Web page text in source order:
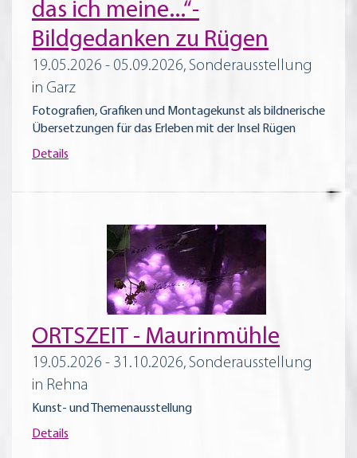
das ich meine...“-
Bildgedanken zu Rügen
19.05.2026 - 05.09.2026, Sonderausstellung
in Garz
Fotografien, Grafiken und Montagekunst als bildnerische
Übersetzungen für das Erleben mit der Insel Rügen
Details
ORTSZEIT - Maurinmühle
19.05.2026 - 31.10.2026, Sonderausstellung
in Rehna
Kunst- und Themenausstellung
Details